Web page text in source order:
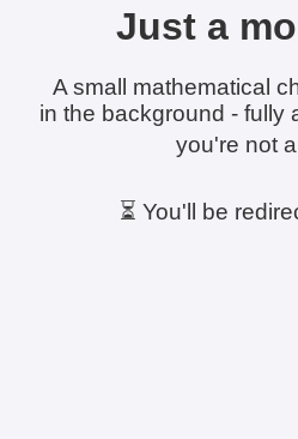
Just a
A small mathematical
in the background - fully
you're not a
⏳ You'll be